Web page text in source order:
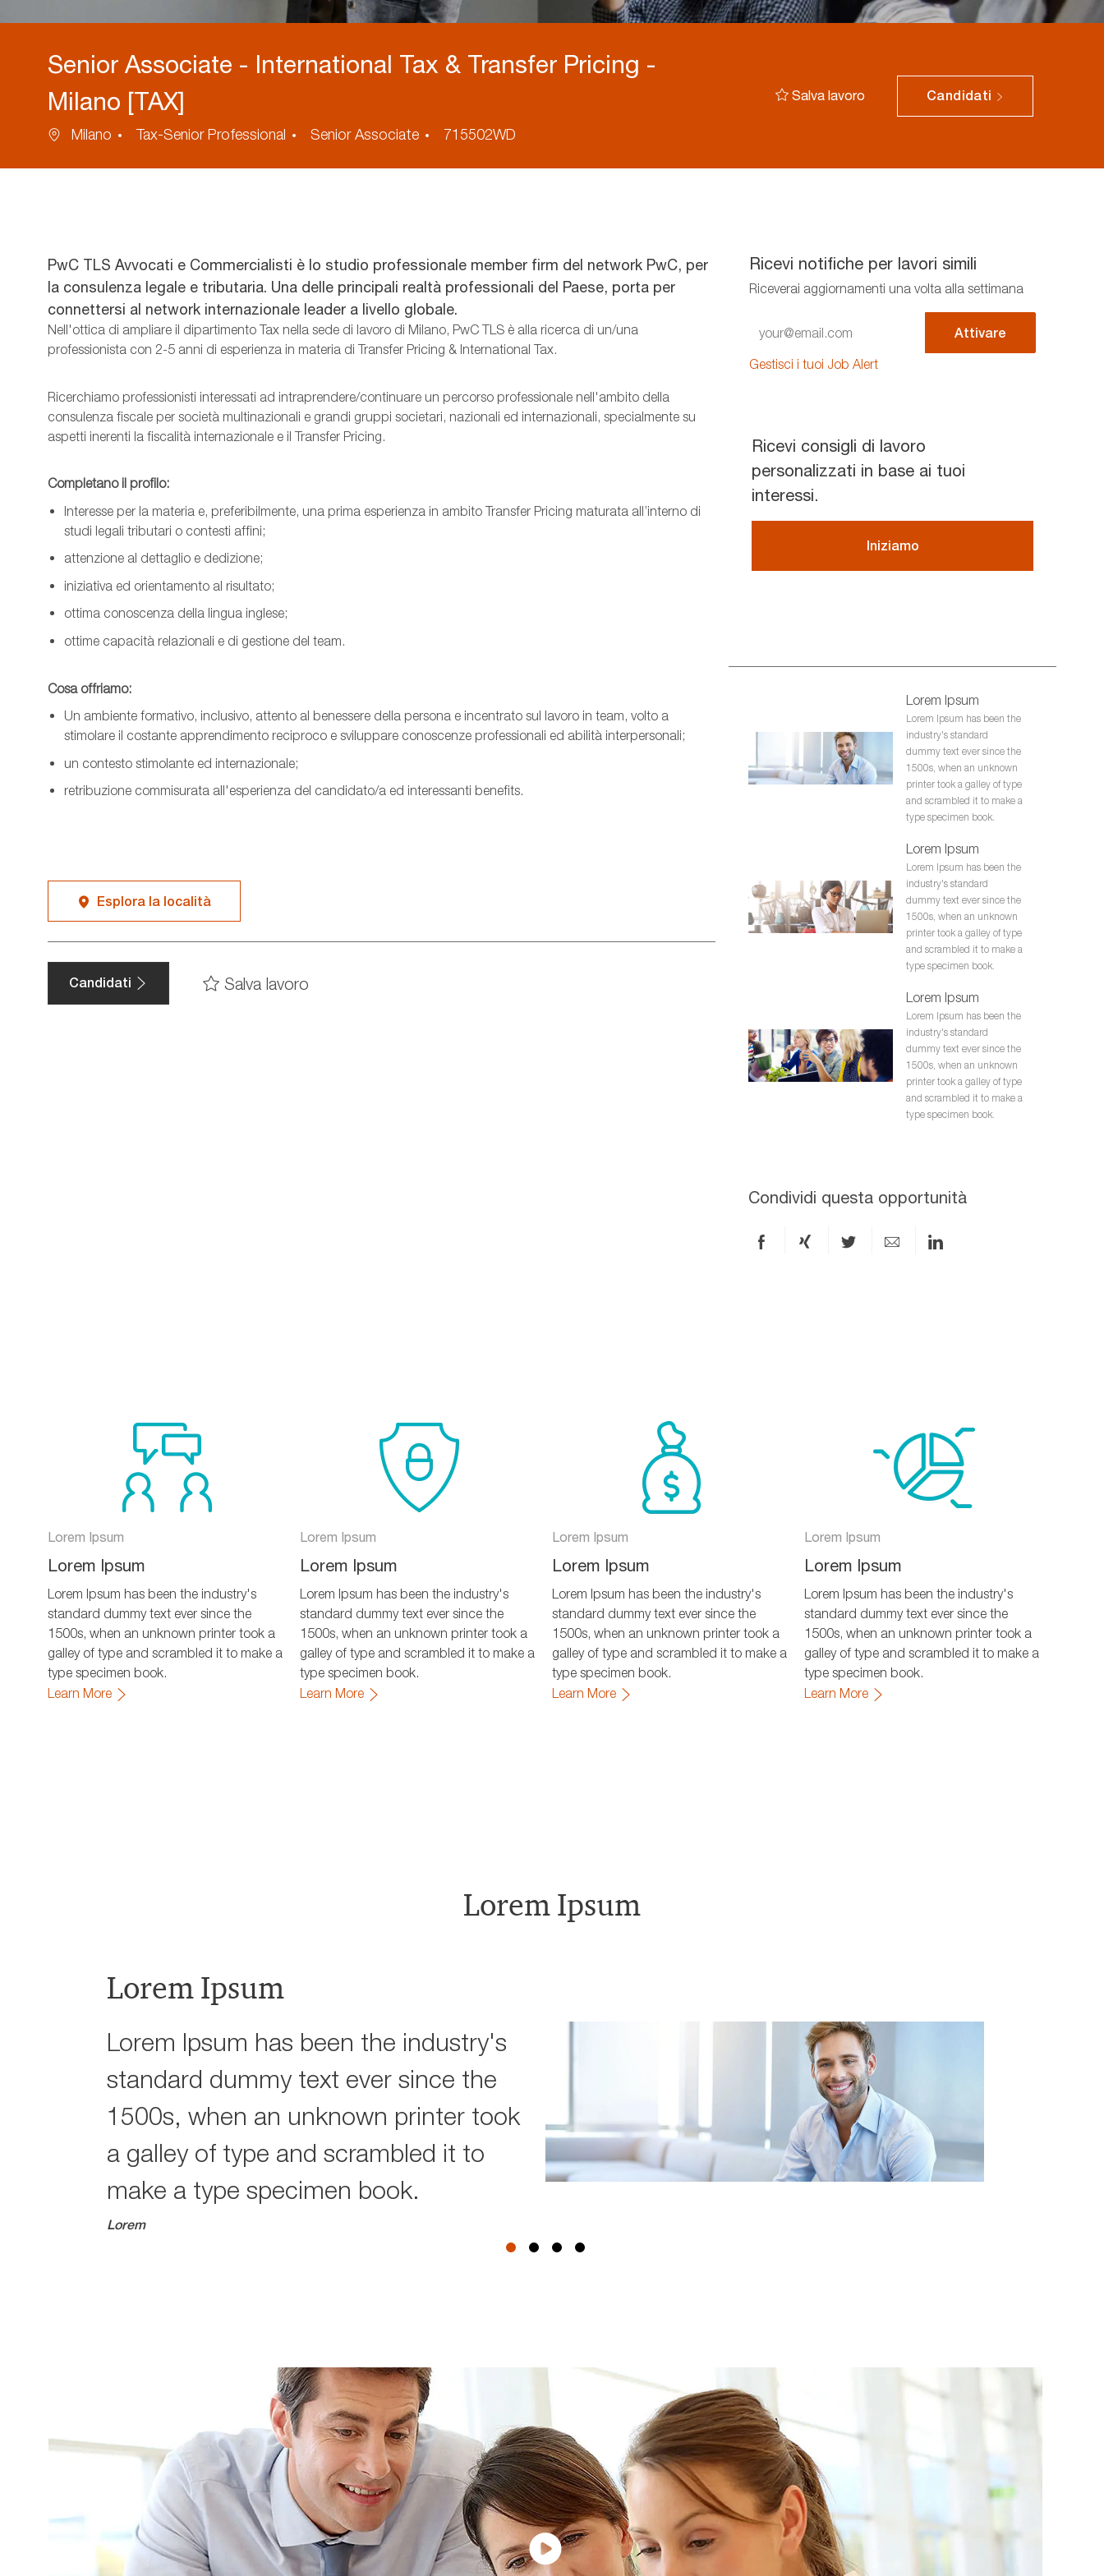
Senior Associate - International Tax & Transfer Pricing -
Milano [TAX]
Ubicazione
Milano Categoria
Tax-Senior Professional Senior Associate
ID
715502WD
Salva lavoro Candidati
PwC TLS Avvocati e Commercialisti è lo studio professionale member firm del network PwC, per
la consulenza legale e tributaria. Una delle principali realtà professionali del Paese, porta per
connettersi al network internazionale leader a livello globale.
Nell'ottica di ampliare il dipartimento Tax nella sede di lavoro di Milano, PwC TLS è alla ricerca di un/una
professionista con 2-5 anni di esperienza in materia di Transfer Pricing & International Tax.
Ricerchiamo professionisti interessati ad intraprendere/continuare un percorso professionale nell'ambito della
consulenza fiscale per società multinazionali e grandi gruppi societari, nazionali ed internazionali, specialmente su
aspetti inerenti la fiscalità internazionale e il Transfer Pricing.
Completano il profilo:
Interesse per la materia e, preferibilmente, una prima esperienza in ambito Transfer Pricing maturata all’interno di
studi legali tributari o contesti affini;
attenzione al dettaglio e dedizione;
iniziativa ed orientamento al risultato;
ottima conoscenza della lingua inglese;
ottime capacità relazionali e di gestione del team.
Cosa offriamo:
Un ambiente formativo, inclusivo, attento al benessere della persona e incentrato sul lavoro in team, volto a
stimolare il costante apprendimento reciproco e sviluppare conoscenze professionali ed abilità interpersonali;
un contesto stimolante ed internazionale;
retribuzione commisurata all'esperienza del candidato/a ed interessanti benefits.
Esplora la località
Candidati Salva lavoro
Ricevi notifiche per lavori simili
Riceverai aggiornamenti una volta alla settimana
Email
address
Attivare
Gestisci i tuoi Job Alert
Ricevi consigli di lavoro
personalizzati in base ai tuoi
interessi.
Iniziamo
Lorem Ipsum
Lorem Ipsum has been the
industry's standard
dummy text ever since the
1500s, when an unknown
printer took a galley of type
and scrambled it to make a
type specimen book.
Lorem Ipsum
Lorem Ipsum has been the
industry's standard
dummy text ever since the
1500s, when an unknown
printer took a galley of type
and scrambled it to make a
type specimen book.
Lorem Ipsum
Lorem Ipsum has been the
industry's standard
dummy text ever since the
1500s, when an unknown
printer took a galley of type
and scrambled it to make a
type specimen book.
Condividi questa opportunità
CondividiCondividiCondividiCondividiCondividi
Lorem Ipsum
Lorem Ipsum
Lorem Ipsum has been the industry's
standard dummy text ever since the
1500s, when an unknown printer took a
galley of type and scrambled it to make a
type specimen book.
Learn More
Lorem Ipsum
Lorem Ipsum
Lorem Ipsum has been the industry's
standard dummy text ever since the
1500s, when an unknown printer took a
galley of type and scrambled it to make a
type specimen book.
Learn More
Lorem Ipsum
Lorem Ipsum
Lorem Ipsum has been the industry's
standard dummy text ever since the
1500s, when an unknown printer took a
galley of type and scrambled it to make a
type specimen book.
Learn More
Lorem Ipsum
Lorem Ipsum
Lorem Ipsum has been the industry's
standard dummy text ever since the
1500s, when an unknown printer took a
galley of type and scrambled it to make a
type specimen book.
Learn More
Lorem Ipsum
Lorem Ipsum
Lorem Ipsum has been the industry's
standard dummy text ever since the
1500s, when an unknown printer took
a galley of type and scrambled it to
make a type specimen book.
Lorem